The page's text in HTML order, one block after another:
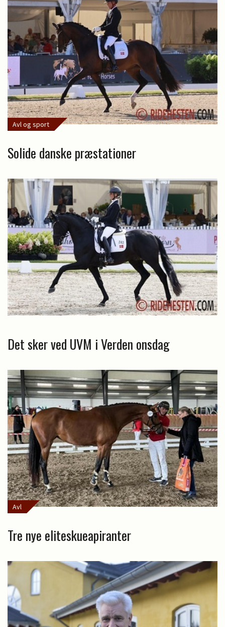
Avl og sport
Solide danske præstationer
Det sker ved UVM i Verden onsdag
Avl
Tre nye eliteskueapiranter